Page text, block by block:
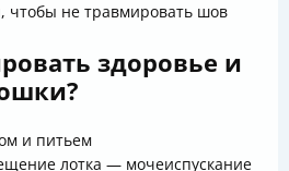
чтобы не травмировать шов
здоровье и
и питьем
лотка — мочеиспускание